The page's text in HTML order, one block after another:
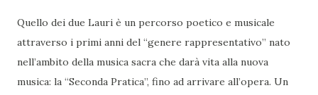
Quello dei due Lauri è un percorso poetico e musicale
attraverso i primi anni del “genere rappresentativo” nato
nell’ambito della musica sacra che darà vita alla nuova
musica: la “Seconda Pratica”, fino ad arrivare all’opera. Un